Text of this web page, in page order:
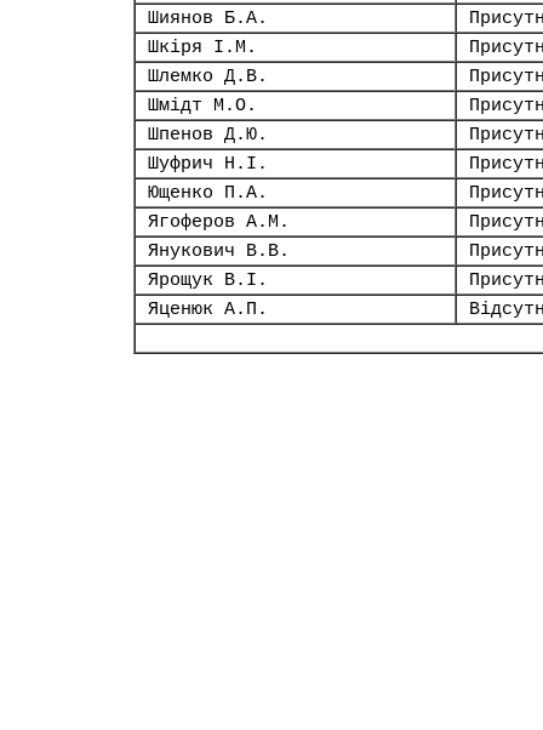
Шиянов Б.А.
Шкіря І.М.
Шлемко Д.В.
Шмідт М.О.
Шпенов Д.Ю.
Шуфрич Н.І.
Ющенко П.А.
Ягоферов А.М.
Янукович В.В.
Ярощук В.І.
Яценюк А.П.